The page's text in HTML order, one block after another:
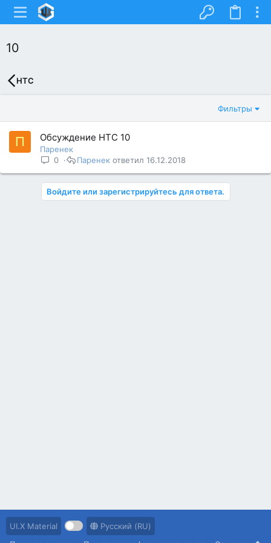
10
HTC
Фильтры
П Обсуждение HTC 10
Паренек
0
16.12.2018
Паренек
Войдите или зарегистрируйтесь для ответа.
UI.X Material
Русский (RU)